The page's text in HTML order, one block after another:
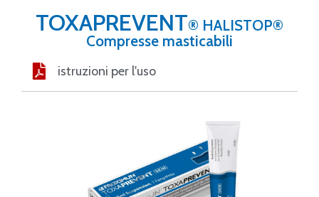
TOXAPREVENT® HALISTOP®
Compresse masticabili
istruzioni per l'uso